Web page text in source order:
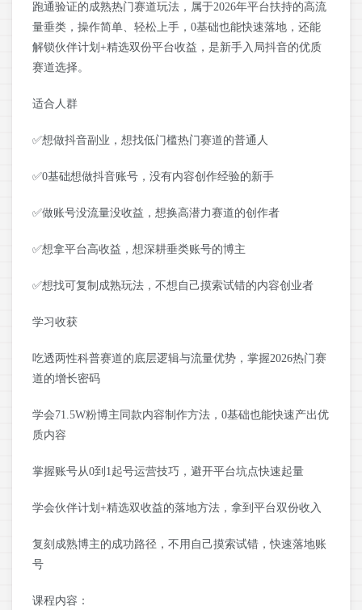
跑通验证的成熟热门赛道玩法，属于2026年平台扶持的高流
量垂类，操作简单、轻松上手，0基础也能快速落地，还能
解锁伙伴计划+精选双份平台收益，是新手入局抖音的优质
赛道选择。
适合人群
✅想做抖音副业，想找低门槛热门赛道的普通人
✅0基础想做抖音账号，没有内容创作经验的新手
✅做账号没流量没收益，想换高潜力赛道的创作者
✅想拿平台高收益，想深耕垂类账号的博主
✅想找可复制成熟玩法，不想自己摸索试错的内容创业者
学习收获
吃透两性科普赛道的底层逻辑与流量优势，掌握2026热门赛
道的增长密码
学会71.5W粉博主同款内容制作方法，0基础也能快速产出优
质内容
掌握账号从0到1起号运营技巧，避开平台坑点快速起量
学会伙伴计划+精选双收益的落地方法，拿到平台双份收入
复刻成熟博主的成功路径，不用自己摸索试错，快速落地账
号
课程内容：